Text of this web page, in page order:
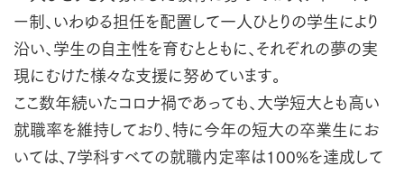
ー制、いわゆる担任を配置して一人ひとりの学生により
沿い、学生の自主性を育むとともに、それぞれの夢の実
現にむけた様々な支援に努めています。
ここ数年続いたコロナ禍であっても、大学短大とも高い
就職率を維持しており、特に今年の短大の卒業生にお
いては、7学科すべての就職内定率は100%を達成して